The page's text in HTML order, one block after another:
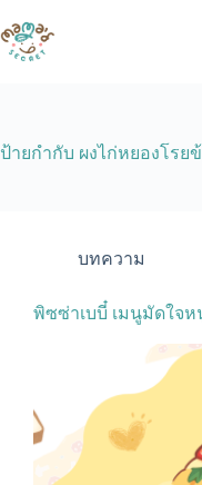
to
content
ป้ายกำกับ ผงไก่หยองโรย
บทความ
พิซซ่าเบบี๋ เมนูมัดใจ